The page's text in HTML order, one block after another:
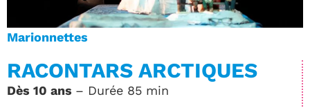
Marionnettes
RACONTARS ARCTIQUES
Dès 10 ans – Durée 85 min